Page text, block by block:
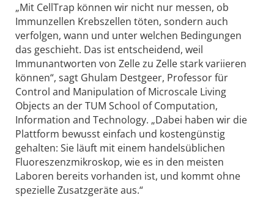
„Mit CellTrap können wir nicht nur messen, ob
Immunzellen Krebszellen töten, sondern auch
verfolgen, wann und unter welchen Bedingungen
das geschieht. Das ist entscheidend, weil
Immunantworten von Zelle zu Zelle stark variieren
können“, sagt Ghulam Destgeer, Professor für
Control and Manipulation of Microscale Living
Objects an der TUM School of Computation,
Information and Technology. „Dabei haben wir die
Plattform bewusst einfach und kostengünstig
gehalten: Sie läuft mit einem handelsüblichen
Fluoreszenzmikroskop, wie es in den meisten
Laboren bereits vorhanden ist, und kommt ohne
spezielle Zusatzgeräte aus.“